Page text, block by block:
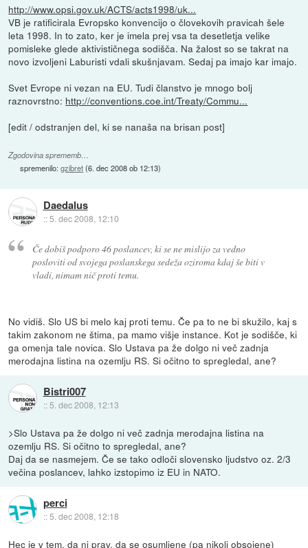
http://www.opsi.gov.uk/ACTS/acts1998/uk...
VB je ratificirala Evropsko konvencijo o človekovih pravicah šele
leta 1998. In to zato, ker je imela prej vsa ta desetletja velike
pomisleke glede aktivističnega sodišča. Na žalost so se takrat na
novo izvoljeni Laburisti vdali skušnjavam. Sedaj pa imajo kar imajo.
Svet Evrope ni vezan na EU. Tudi članstvo je mnogo bolj
raznovrstno: http://conventions.coe.int/Treaty/Commu...
[edit / odstranjen del, ki se nanaša na brisan post]
Zgodovina sprememb…
spremenilo:gzibret(6. dec 2008 ob 12:13)
Daedalus
::5. dec 2008, 12:10
Če dobiš podporo 46 poslancev, ki se ne mislijo za vedno
posloviti od svojega poslanskega sedeža oziroma kdaj še biti v
vladi, nimam nič proti temu.
No vidiš. Slo US bi melo kaj proti temu. Če pa to ne bi skužilo, kaj s
takim zakonom ne štima, pa mamo višje instance. Kot je sodišče, ki
ga omenja tale novica. Slo Ustava pa že dolgo ni več zadnja
merodajna listina na ozemlju RS. Si očitno to spregledal, ane?
Bistri007
:: 5. dec 2008, 12:13
>Slo Ustava pa že dolgo ni več zadnja merodajna listina na
ozemlju RS. Si očitno to spregledal, ane?
Daj da se nasmejem. Če se tako odloči slovensko ljudstvo oz. 2/3
večina poslancev, lahko izstopimo iz EU in NATO.
perci
::5. dec 2008, 12:18
Hec je v tem, da ni prav, da se osumljene (pa nikoli obsojene)